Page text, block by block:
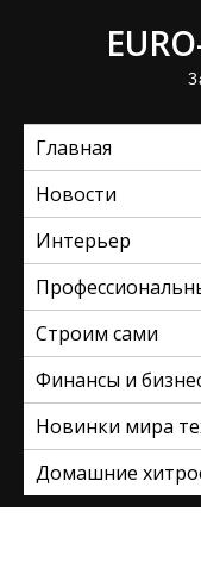
Главная
Новости
Интерьер
Строим сами
Финансы и
Новинки мира
Домашние